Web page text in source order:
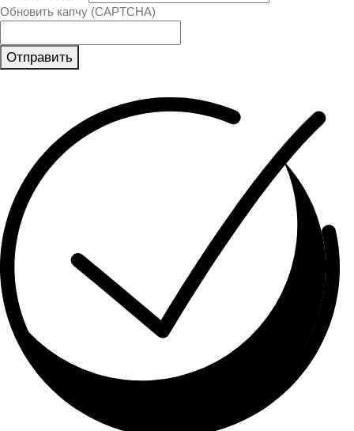
Обновить капчу (CAPTCHA)
Отправить